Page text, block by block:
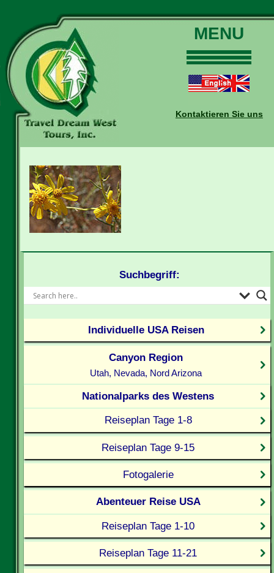
MENU
Touren
Daten und Preise
Buchungen
Kontaktieren Sie uns
Suchbegriff:
Individuelle USA Reisen
Canyon Region
Utah, Nevada, Nord Arizona
Nationalparks des Westens
Reiseplan Tage 1-8
Reiseplan Tage 9-15
Fotogalerie
Abenteuer Reise USA
Reiseplan Tage 1-10
Reiseplan Tage 11-21